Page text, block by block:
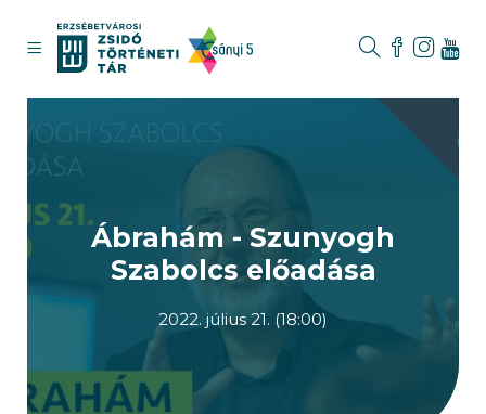
Ábrahám - Szunyogh
Szabolcs előadása
2022. július 21. (18:00)